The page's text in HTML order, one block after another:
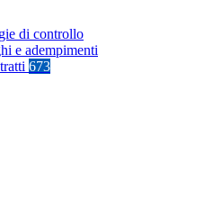
di controllo
e adempimenti
673